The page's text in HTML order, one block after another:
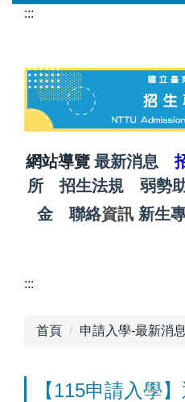
:::
網站導覽 最新消息
所
招生法規 弱勢
金
聯絡資訊 新生
:::
首頁 申請入學-最新消息
【115申請入學